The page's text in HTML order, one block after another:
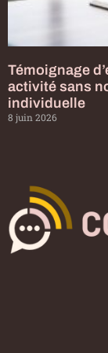
Témoignage
activité sans
individuelle
8 juin 2026